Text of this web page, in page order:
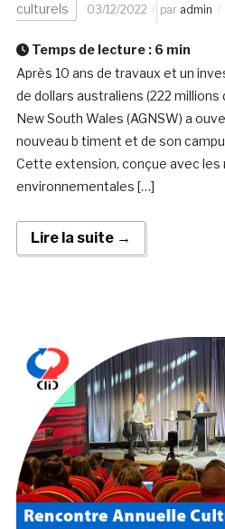
culturels 03/12/2022 par admin
Temps de lecture : 6 min
Après 10 ans de travaux et un
de dollars australiens (222 millions
New South Wales (AGNSW) a
nouveau b timent et de son
Cette extension, conçue avec les
environnementales […]
Lire la suite →